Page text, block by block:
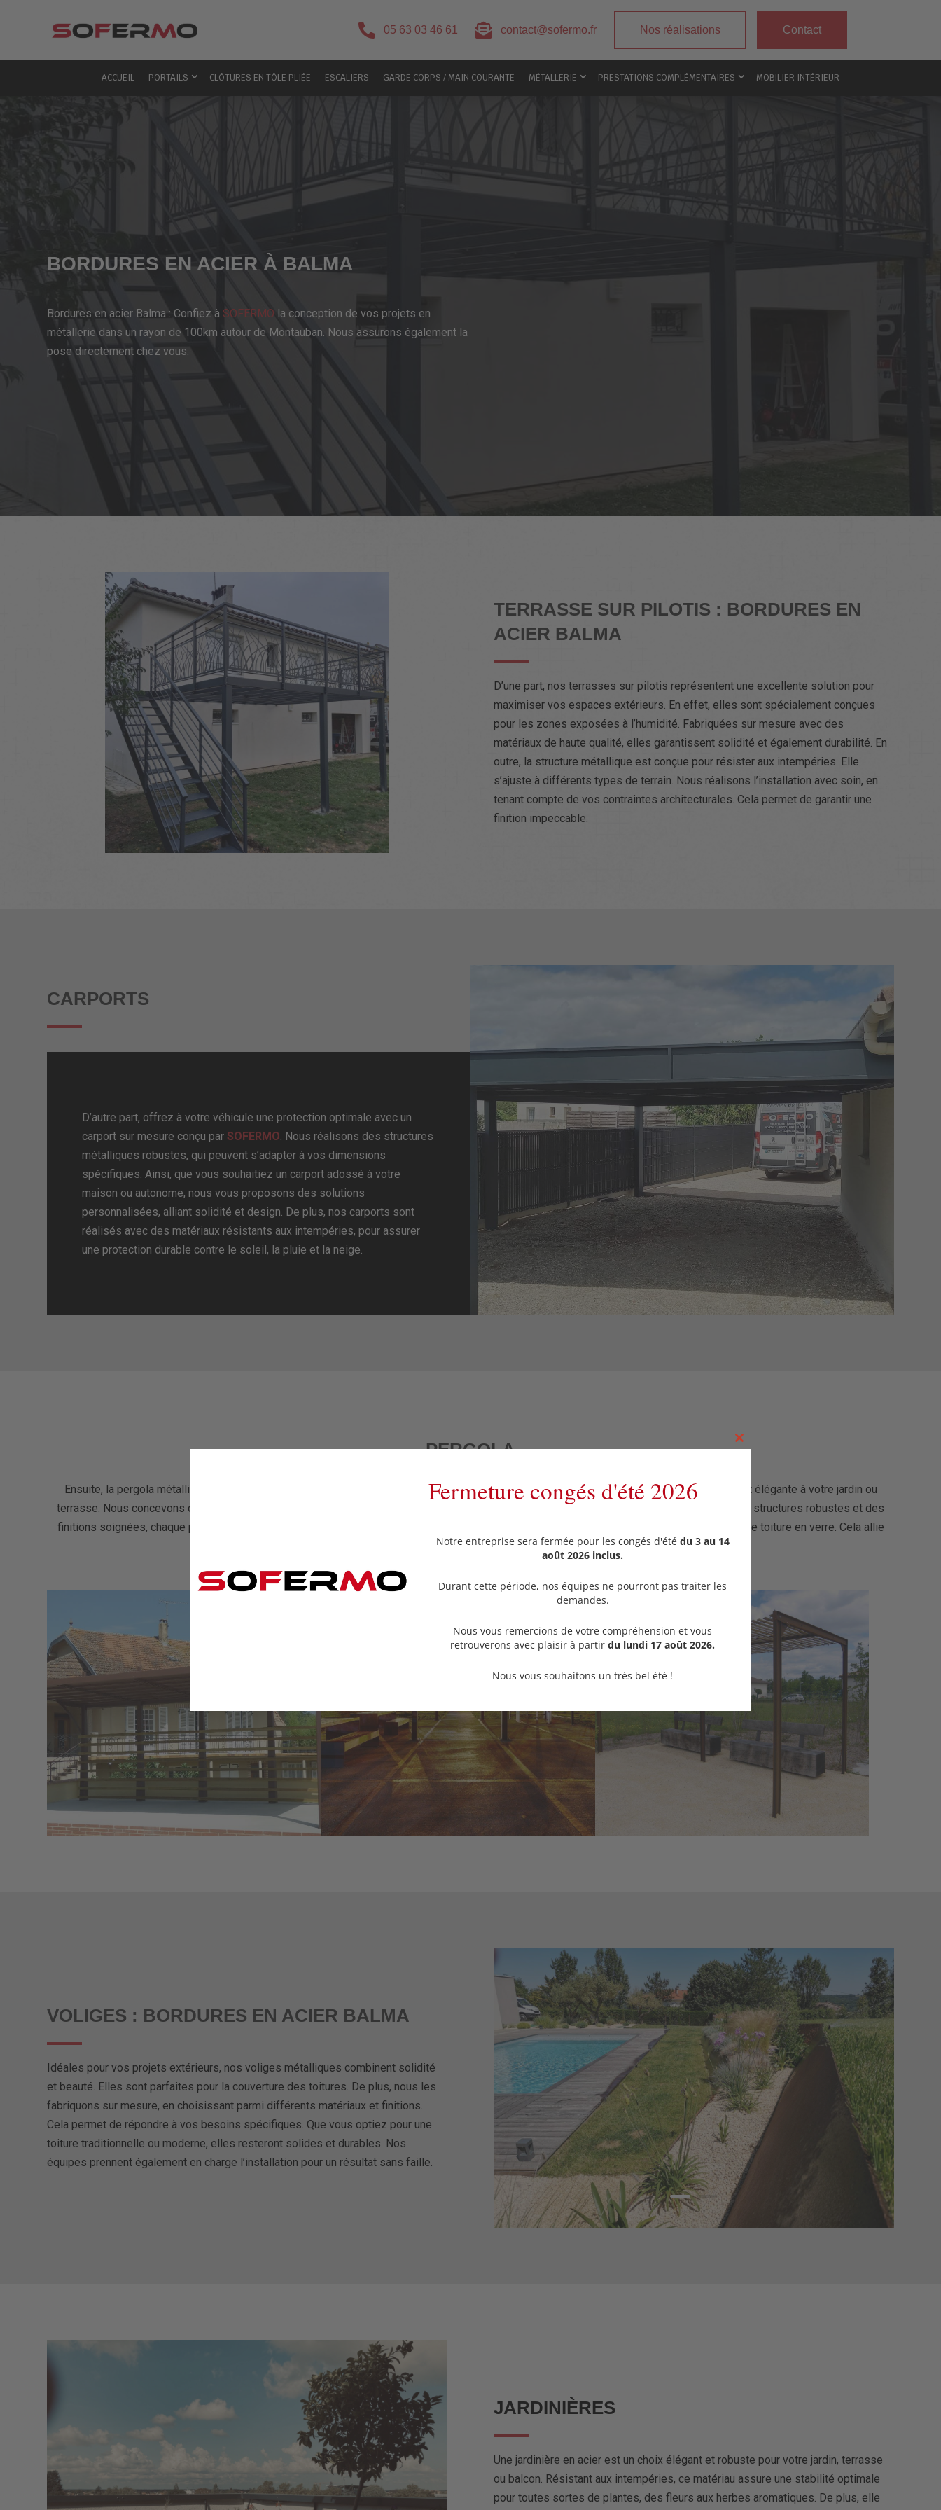
 05 63 03 46 61  contact@sofermo.fr Nos réalisations Contact
ACCUEIL PORTAILS CLÔTURES EN TÔLE PLIÉE ESCALIERS GARDE CORPS / MAIN COURANTE MÉTALLERIE PRESTATIONS COMPLÉMENTAIRES MOBILIER INTÉRIEUR
BORDURES EN ACIER À BALMA
Bordures en acier Balma : Confiez à SOFERMO la conception de vos projets en
métallerie dans un rayon de 100km autour de Montauban. Nous assurons également la
pose directement chez vous.
TERRASSE SUR PILOTIS : BORDURES EN
ACIER BALMA
D’une part, nos terrasses sur pilotis représentent une excellente solution pour
maximiser vos espaces extérieurs. En effet, elles sont spécialement conçues
pour les zones exposées à l’humidité. Fabriquées sur mesure avec des
matériaux de haute qualité, elles garantissent solidité et également durabilité. En
outre, la structure métallique est conçue pour résister aux intempéries. Elle
s’ajuste à différents types de terrain. Nous réalisons l’installation avec soin, en
tenant compte de vos contraintes architecturales. Cela permet de garantir une
finition impeccable.
CARPORTS
D’autre part, offrez à votre véhicule une protection optimale avec un
carport sur mesure conçu par SOFERMO . Nous réalisons des structures
métalliques robustes, qui peuvent s’adapter à vos dimensions
spécifiques. Ainsi, que vous souhaitiez un carport adossé à votre
maison ou autonome, nous vous proposons des solutions
personnalisées, alliant solidité et design. De plus, nos carports sont
réalisés avec des matériaux résistants aux intempéries, pour assurer
une protection durable contre le soleil, la pluie et la neige.
PERGOLA
Ensuite, la pergola métallique sur mesure est la solution parfaite pour aménager vos espaces extérieurs. Elle apporte une touche moderne et élégante à votre jardin ou
terrasse. Nous concevons des pergolas solides et durables. Elles sont fabriquées en acier ou en aluminium, selon vos préférences. Avec des structures robustes et des
finitions soignées, chaque pergola peut ainsi être personnalisée. Vous pouvez y ajouter des stores, des lames orientables mais également une toiture en verre. Cela allie
confort et esthétique.
VOLIGES : BORDURES EN ACIER BALMA
Idéales pour vos projets extérieurs, nos voliges métalliques combinent solidité
et beauté. Elles sont parfaites pour la couverture des toitures. De plus, nous les
fabriquons sur mesure, en choisissant parmi différents matériaux et finitions.
Cela permet de répondre à vos besoins spécifiques. Que vous optiez pour une
toiture traditionnelle ou moderne, elles resteront solides et durables. Nos
équipes prennent également en charge l’installation pour un résultat sans faille.
JARDINIÈRES
Une jardinière en acier est un choix élégant et robuste pour votre jardin, terrasse
ou balcon. Résistant aux intempéries, ce matériau assure une stabilité optimale
pour toutes sortes de plantes, des fleurs aux herbes aromatiques. De plus, elle
Close
Fermeture congés d'été 2026
Notre entreprise sera fermée pour les congés d'étédu 3 au 14
août 2026 inclus.
Durant cette période, nos équipes ne pourront pas traiter les
demandes.
Nous vous remercions de votre compréhension et vous
retrouverons avec plaisir à partir du lundi 17 août 2026.
Nous vous souhaitons un très bel été !